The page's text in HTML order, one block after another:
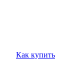
Как купить